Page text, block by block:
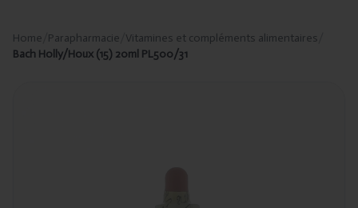
Home Parapharmacie Vitamines et compléments alimentaires
Bach Holly/Houx (15) 20ml PL500/31